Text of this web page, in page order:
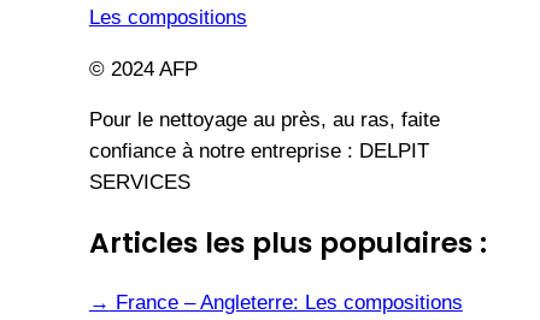
Les compositions
© 2024 AFP
Pour le nettoyage au près, au ras, faite
confiance à notre entreprise : DELPIT
SERVICES
Articles les plus populaires :
→ France – Angleterre: Les compositions